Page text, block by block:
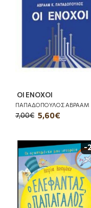
ΟΙ ΕΝΟΧΟΙ
ΠΑΠΑΔΟΠΟΥΛΟΣ ΑΒΡΑΑΜ
5,60€
7,00€
-